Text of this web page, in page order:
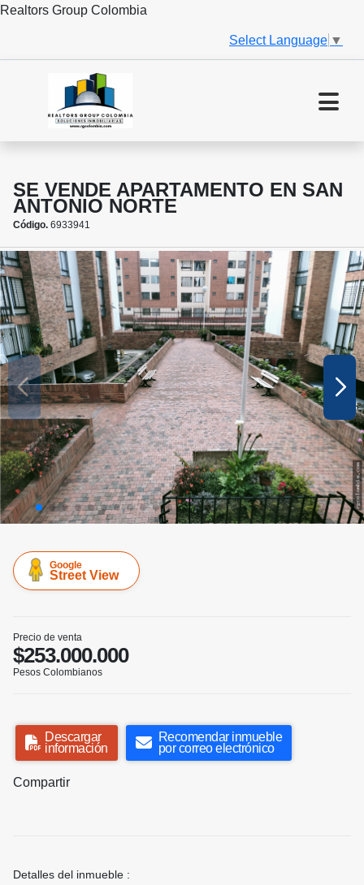
Realtors Group Colombia
Select Language ▼
SE VENDE APARTAMENTO EN SAN
ANTONIO NORTE
Código. 6933941
Google
Street View
Precio de venta
$253.000.000
Pesos Colombianos
Descargar
información
Recomendar inmueble
por correo electrónico
Compartir
Detalles del inmueble :